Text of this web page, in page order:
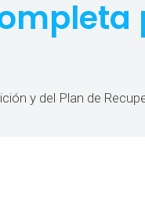
y del Plan de